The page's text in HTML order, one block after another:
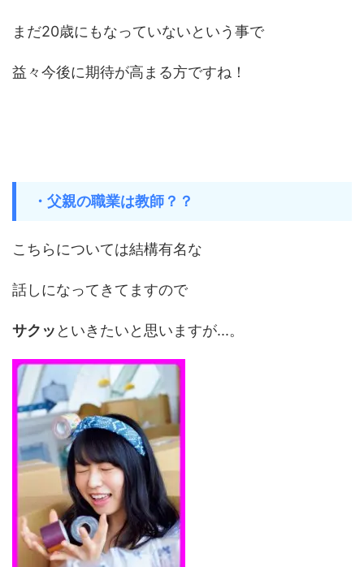
まだ20歳にもなっていないという事で
益々今後に期待が高まる方ですね！
・父親の職業は教師？？
こちらについては結構有名な
話しになってきてますので
サクッ といきたいと思いますが...。